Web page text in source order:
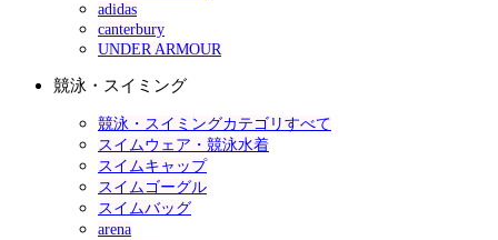
adidas
canterbury
UNDER ARMOUR
競泳・スイミング
競泳・スイミングカテゴリすべて
スイムウェア・競泳水着
スイムキャップ
スイムゴーグル
スイムバッグ
arena